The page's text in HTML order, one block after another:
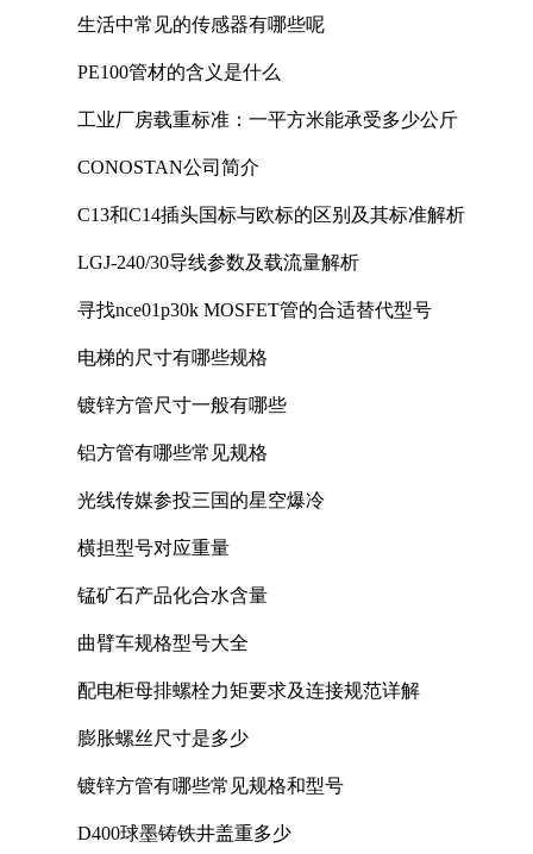
生活中常见的传感器有哪些呢
PE100管材的含义是什么
工业厂房载重标准：一平方米能承受多少公斤
CONOSTAN公司简介
C13和C14插头国标与欧标的区别及其标准解析
LGJ-240/30导线参数及载流量解析
寻找nce01p30k MOSFET管的合适替代型号
电梯的尺寸有哪些规格
镀锌方管尺寸一般有哪些
铝方管有哪些常见规格
光线传媒参投三国的星空爆冷
横担型号对应重量
锰矿石产品化合水含量
曲臂车规格型号大全
配电柜母排螺栓力矩要求及连接规范详解
膨胀螺丝尺寸是多少
镀锌方管有哪些常见规格和型号
D400球墨铸铁井盖重多少